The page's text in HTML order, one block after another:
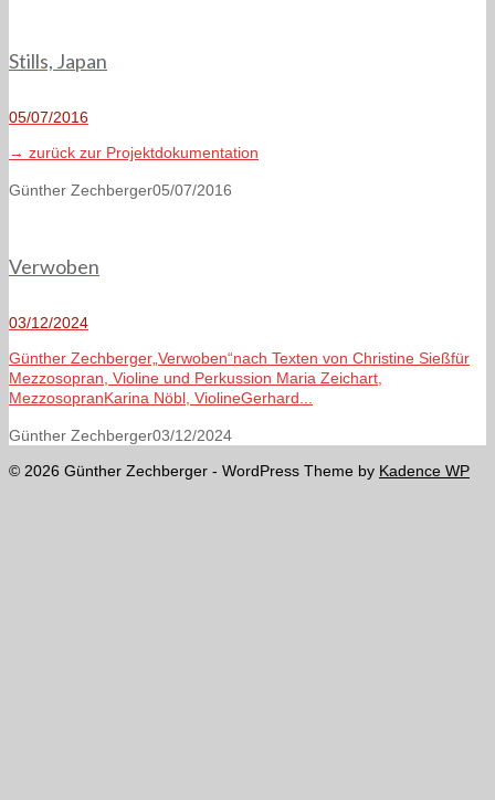
Stills, Japan
05/07/2016
→ zurück zur Projektdokumentation
Günther Zechberger05/07/2016
Verwoben
03/12/2024
Günther Zechberger„Verwoben“nach Texten von Christine Sießfür
Mezzosopran, Violine und Perkussion Maria Zeichart,
MezzosopranKarina Nöbl, ViolineGerhard...
Günther Zechberger03/12/2024
© 2026 Günther Zechberger - WordPress Theme by Kadence WP